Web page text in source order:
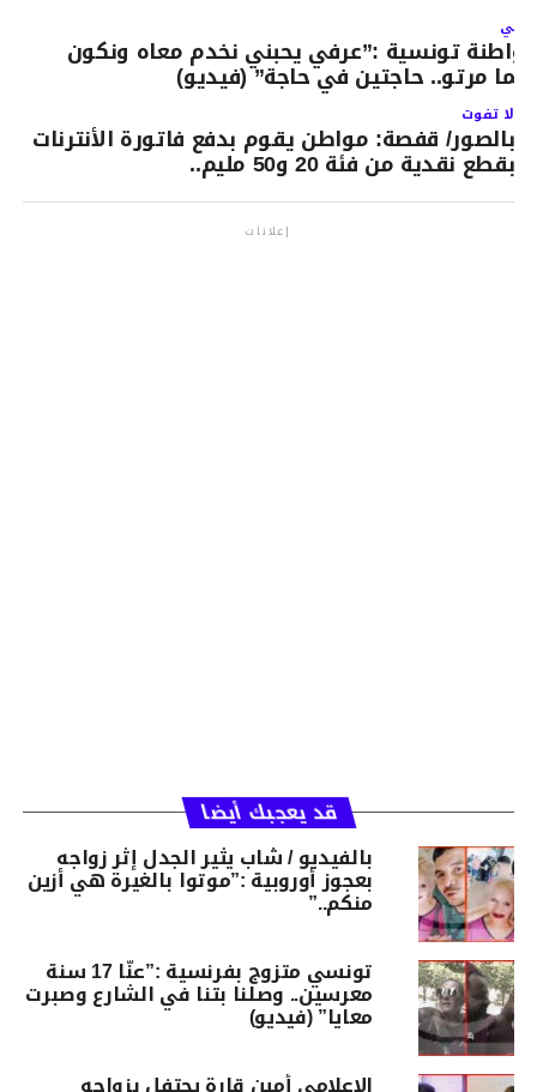
تونسية :”عرفي يحبني نخدم معاه ونكون
مرتو.. حاجتين في حاجة” (فيديو)
لا تفوت
بالصور/ قفصة: مواطن يقوم بدفع فاتورة الأنترنات
بقطع نقدية من فئة 20 و50 مليم..
إعلانات
قد يعجبك أيضا
بالفيديو / شاب يثير الجدل إثر زواجه
بعجوز أوروبية :”موتوا بالغيرة هي أزين
منكم..”
تونسي متزوج بفرنسية :”عنّا 17 سنة
معرسين.. وصلنا بتنا في الشارع وصبرت
معايا” (فيديو)